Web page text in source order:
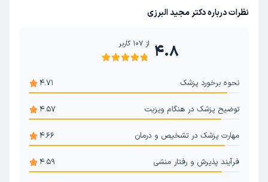
جراحی عروق پا
عروق محیطی
نظرات درباره دکتر مجید البرزی
4.8 از107 کاربر
نحوه برخورد پزشک 4.71
توضیح پزشک در هنگام ویزیت 4.57
مهارت پزشک در تشخیص و درمان 4.66
فرآیند پذیرش و رفتار منشی 4.59